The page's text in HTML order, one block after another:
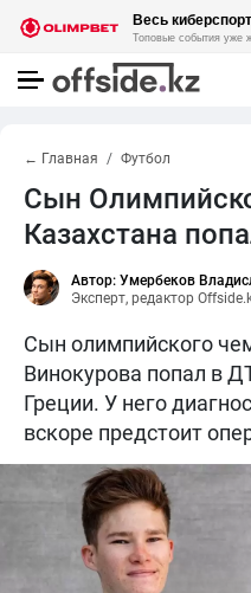
← Главная Футбол
Сын
Казахстана
Автор: Умербеков
Эксперт, редактор
Сын олимпийского
Винокурова попал в
Греции. У него
вскоре предстоит